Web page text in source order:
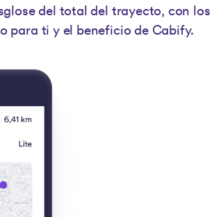
del total del trayecto, con los
para ti y el beneficio de Cabify.